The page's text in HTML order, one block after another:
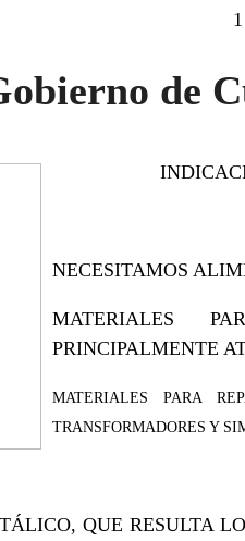
1
de
NECESITAMOS
MATERIALES
PRINCIPALMENTE
MATERIALES PARA
TRANSFORMADORES Y
QUE RESULTA